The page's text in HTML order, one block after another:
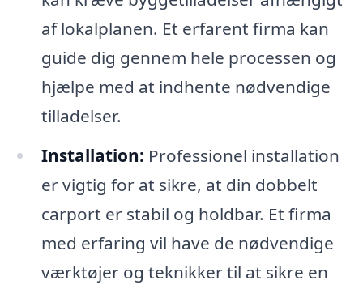
af lokalplanen. Et erfarent firma kan
guide dig gennem hele processen og
hjælpe med at indhente nødvendige
tilladelser.
Installation: Professionel installation
er vigtig for at sikre, at din dobbelt
carport er stabil og holdbar. Et firma
med erfaring vil have de nødvendige
værktøjer og teknikker til at sikre en